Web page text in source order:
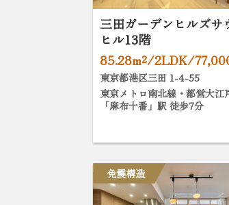
三田ガーデンヒルズサ
ヒル13階
85.28m²/2LDK/
東京都港区三田 1-4-55
東京メトロ南北線・都営大江
「麻布十番」駅 徒歩7分
免震構造